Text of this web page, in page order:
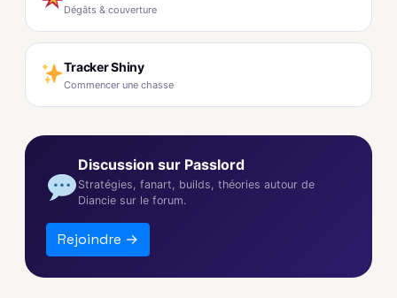
Dégâts & couverture
Tracker Shiny
Commencer une chasse
Discussion sur Passlord
Stratégies, fanart, builds, théories autour de
Diancie sur le forum.
Rejoindre →